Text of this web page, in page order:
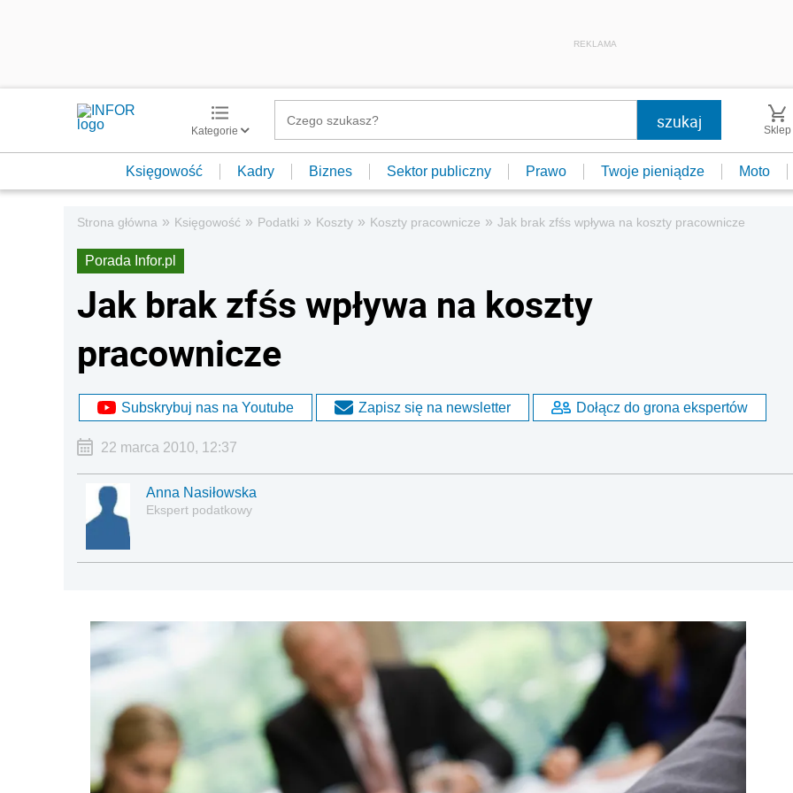
REKLAMA
Kategorie Sklep
Księgowość Kadry Biznes Sektor publiczny Prawo Twoje pieniądze Moto
Strona główna » Księgowość » Podatki » Koszty » Koszty pracownicze » Jak brak zfśs wpływa na koszty pracownicze
Porada Infor.pl
Jak brak zfśs wpływa na koszty
pracownicze
Subskrybuj nas na Youtube Zapisz się na newsletter Dołącz do grona ekspertów
22 marca 2010, 12:37
Anna Nasiłowska
Ekspert podatkowy